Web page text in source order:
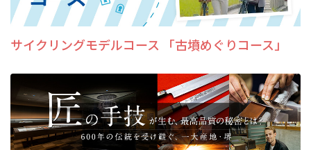
サイクリングモデルコース 「古墳めぐりコース」